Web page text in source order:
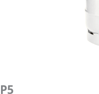
P5